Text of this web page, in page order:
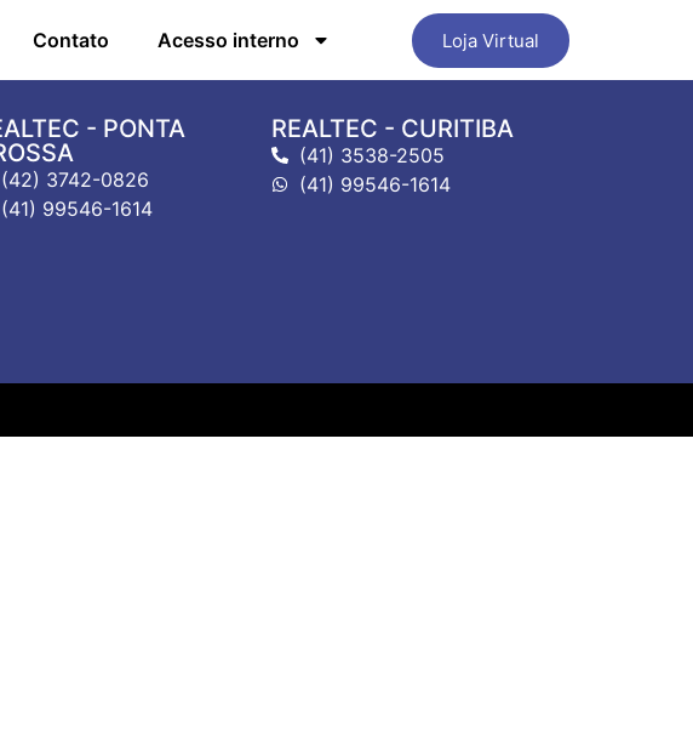
Contato Acesso interno Loja Virtual
- PONTA
(42) 3742-0826
(41) 99546-1614
REALTEC - CURITIBA
(41) 3538-2505
(41) 99546-1614